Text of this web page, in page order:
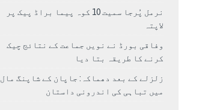
نرمل پُرجا سمیت 10 کوہ پیما براڈ پیک پر
لاپتہ
وفاقی بورڈ نے نویں جماعت کے نتائج چیک
کرنے کا طریقہ بتا دیا
زلزلے کے بعد دھماکہ: جاپان کے شاپنگ مال
میں تباہی کی اندرونی داستان